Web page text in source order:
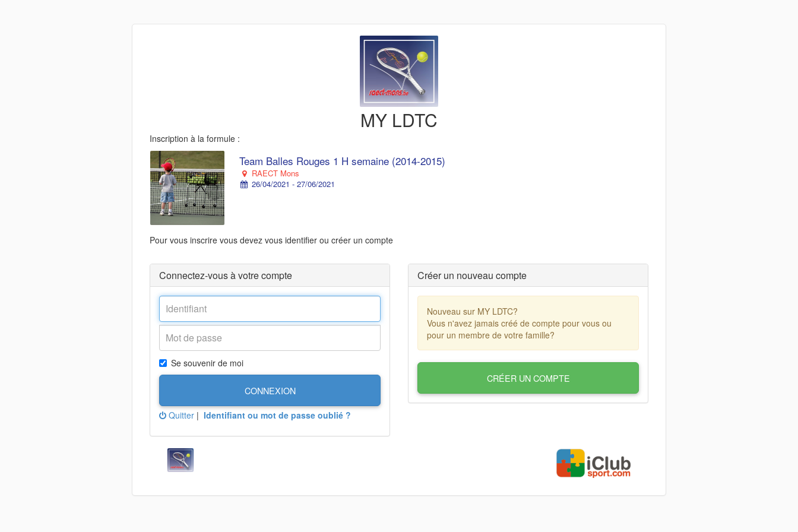
MY LDTC
Inscription à la formule :
Team Balles Rouges 1 H semaine (2014-2015)
RAECT Mons
26/04/2021 - 27/06/2021
Pour vous inscrire vous devez vous identifier ou créer un compte
Connectez-vous à votre compte
Se souvenir de moi
CONNEXION
Quitter | Identifiant ou mot de passe oublié ?
Créer un nouveau compte
Nouveau sur MY LDTC?
Vous n'avez jamais créé de compte pour vous ou
pour un membre de votre famille?
CRÉER UN COMPTE